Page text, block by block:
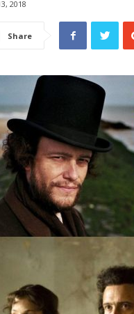
2018
Share